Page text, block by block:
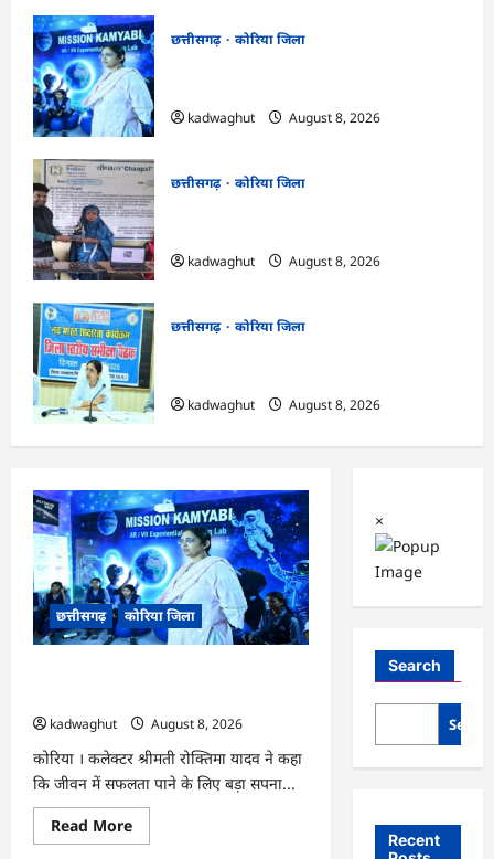
छत्तीसगढ़
कोरिया जिला
kadwaghut
August 8, 2026
छत्तीसगढ़
कोरिया जिला
kadwaghut
August 8, 2026
छत्तीसगढ़
कोरिया जिला
kadwaghut
August 8, 2026
छत्तीसगढ़ कोरिया जिला
kadwaghut
August 8, 2026
कोरिया । कलेक्टर श्रीमती रोक्तिमा यादव ने कहा
कि जीवन में सफलता पाने के लिए बड़ा सपना...
Read MoreRead
more
×
Search
Recent